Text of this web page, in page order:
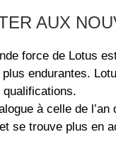
AUX
force de Lotus
endurantes.
à celle de
se trouve plus en